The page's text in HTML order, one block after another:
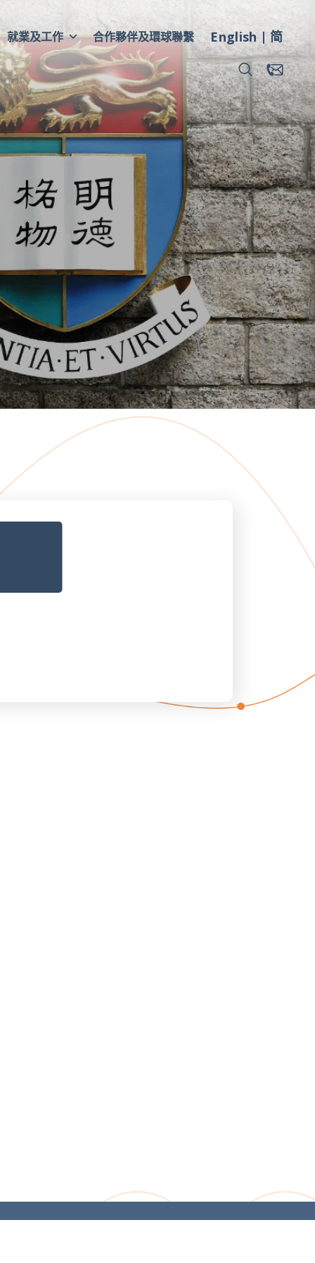
就業及工作 合作夥伴及環球聯繫 English 简